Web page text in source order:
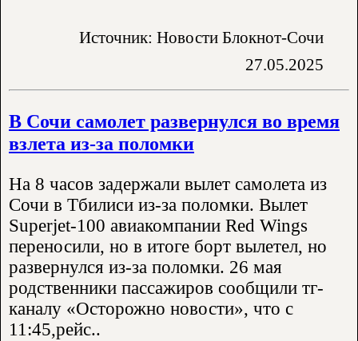
Источник: Новости Блокнот-Сочи
27.05.2025
В Сочи самолет развернулся во время
взлета из-за поломки
На 8 часов задержали вылет самолета из
Сочи в Тбилиси из-за поломки. Вылет
Superjet-100 авиакомпании Red Wings
переносили, но в итоге борт вылетел, но
развернулся из-за поломки. 26 мая
родственники пассажиров сообщили тг-
каналу «Осторожно новости», что с
11:45,рейс..